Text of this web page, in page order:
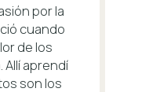
por la
cuando
de los
Allí aprendí
son los